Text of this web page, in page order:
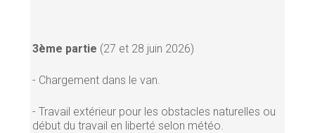
3ème partie (27 et 28 juin 2026)
- Chargement dans le van.
- Travail extérieur pour les obstacles naturelles ou
début du travail en liberté selon météo.